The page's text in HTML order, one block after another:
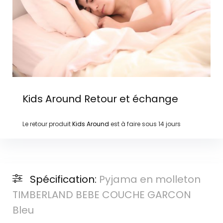
Kids Around Retour et échange
Le retour produitKids Around est à faire sous 14 jours
Spécification: Pyjama en molleton
TIMBERLAND BEBE COUCHE GARCON
Bleu